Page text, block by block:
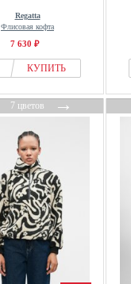
Regatta
Флисовая кофта
7 630 ₽
КУПИТЬ
7 цветов→